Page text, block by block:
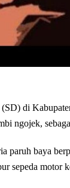
di
ngojek,
paruh baya
sepeda motor